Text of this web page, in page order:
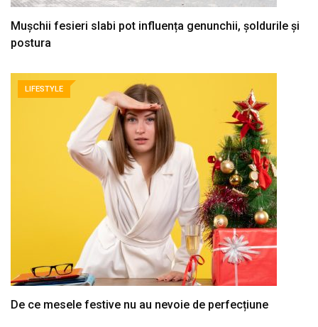
Mușchii fesieri slabi pot influența genunchii, șoldurile și
postura
LIFESTYLE
De ce mesele festive nu au nevoie de perfecțiune